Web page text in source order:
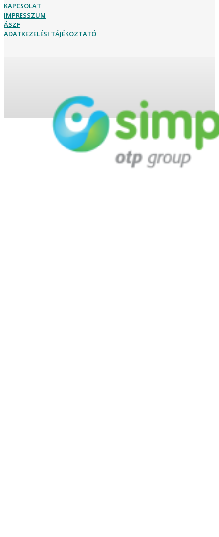
KAPCSOLAT
IMPRESSZUM
ÁSZF
ADATKEZELÉSI TÁJÉKOZTATÓ